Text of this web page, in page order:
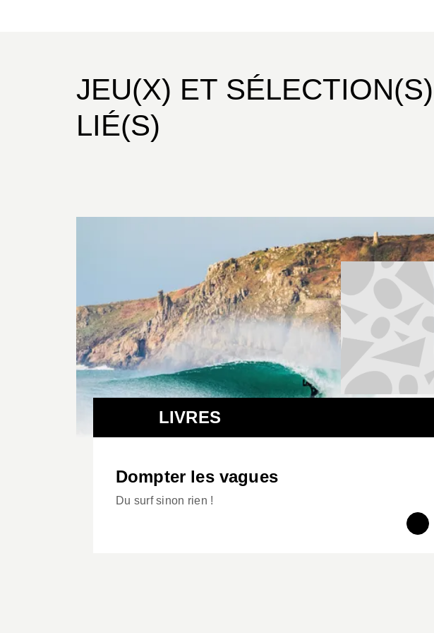
JEU(X) ET SÉLECTION(S)
LIÉ(S)
LIVRES
Dompter les vagues
Du surf sinon rien !